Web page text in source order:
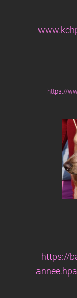
https://
https://